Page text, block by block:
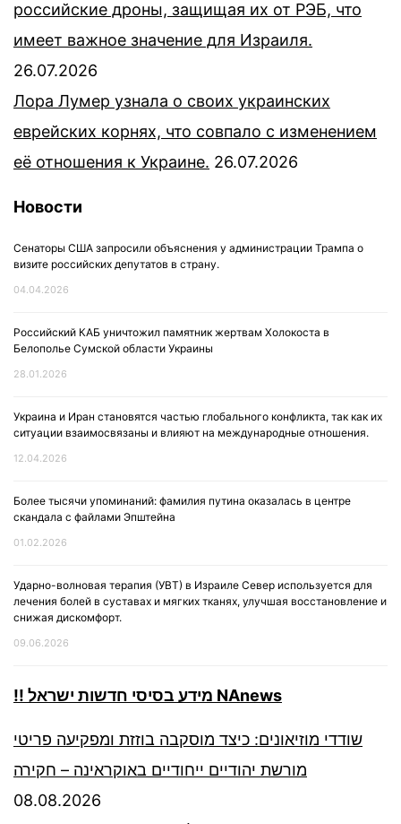
российские дроны, защищая их от РЭБ, что
имеет важное значение для Израиля.
26.07.2026
Лора Лумер узнала о своих украинских
еврейских корнях, что совпало с изменением
её отношения к Украине. 26.07.2026
Новости
Сенаторы США запросили объяснения у администрации Трампа о
визите российских депутатов в страну.
04.04.2026
Российский КАБ уничтожил памятник жертвам Холокоста в
Белополье Сумской области Украины
28.01.2026
Украина и Иран становятся частью глобального конфликта, так как их
ситуации взаимосвязаны и влияют на международные отношения.
12.04.2026
Более тысячи упоминаний: фамилия путина оказалась в центре
скандала с файлами Эпштейна
01.02.2026
Ударно-волновая терапия (УВТ) в Израиле Север используется для
лечения болей в суставах и мягких тканях, улучшая восстановление и
снижая дискомфорт.
09.06.2026
!! מידע בסיסי חדשות ישראל NAnews
שודדי מוזיאונים: כיצד מוסקבה בוזזת ומפקיעה פריטי
מורשת יהודיים ייחודיים באוקראינה – חקירה
08.08.2026